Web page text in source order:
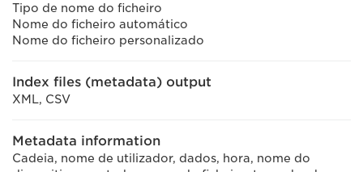
Tipo de nome do ficheiro
Nome do ficheiro automático
Nome do ficheiro personalizado
Index files (metadata) output
XML, CSV
Metadata information
Cadeia, nome de utilizador, dados, hora, nome do